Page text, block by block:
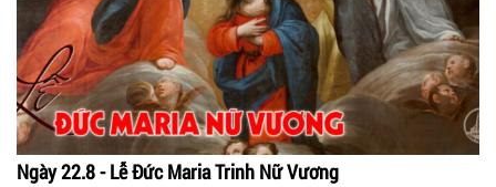
Ngày 22.8 - Lễ Đức Maria Trinh Nữ Vương